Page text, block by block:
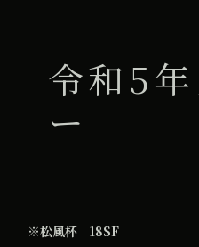
令和5
ー
※松風杯 18SF